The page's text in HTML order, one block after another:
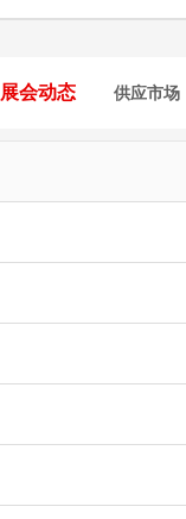
展会动态 供应市场